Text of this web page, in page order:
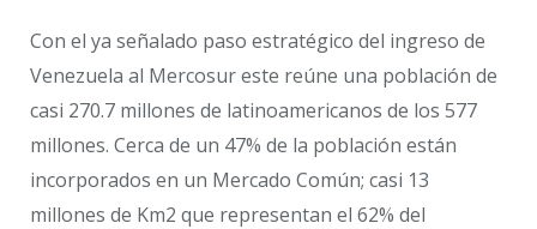
Con el ya señalado paso estratégico del ingreso de
Venezuela al Mercosur este reúne una población de
casi 270.7 millones de latinoamericanos de los 577
millones. Cerca de un 47% de la población están
incorporados en un Mercado Común; casi 13
millones de Km2 que representan el 62% del